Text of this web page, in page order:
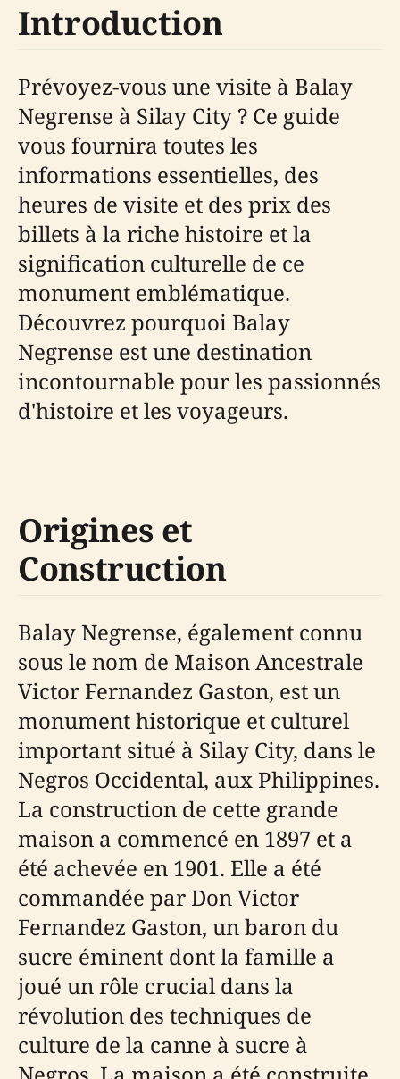
Introduction
Prévoyez-vous une visite à Balay
Negrense à Silay City ? Ce guide
vous fournira toutes les
informations essentielles, des
heures de visite et des prix des
billets à la riche histoire et la
signification culturelle de ce
monument emblématique.
Découvrez pourquoi Balay
Negrense est une destination
incontournable pour les passionnés
d'histoire et les voyageurs.
Origines et
Construction
Balay Negrense, également connu
sous le nom de Maison Ancestrale
Victor Fernandez Gaston, est un
monument historique et culturel
important situé à Silay City, dans le
Negros Occidental, aux Philippines.
La construction de cette grande
maison a commencé en 1897 et a
été achevée en 1901. Elle a été
commandée par Don Victor
Fernandez Gaston, un baron du
sucre éminent dont la famille a
joué un rôle crucial dans la
révolution des techniques de
culture de la canne à sucre à